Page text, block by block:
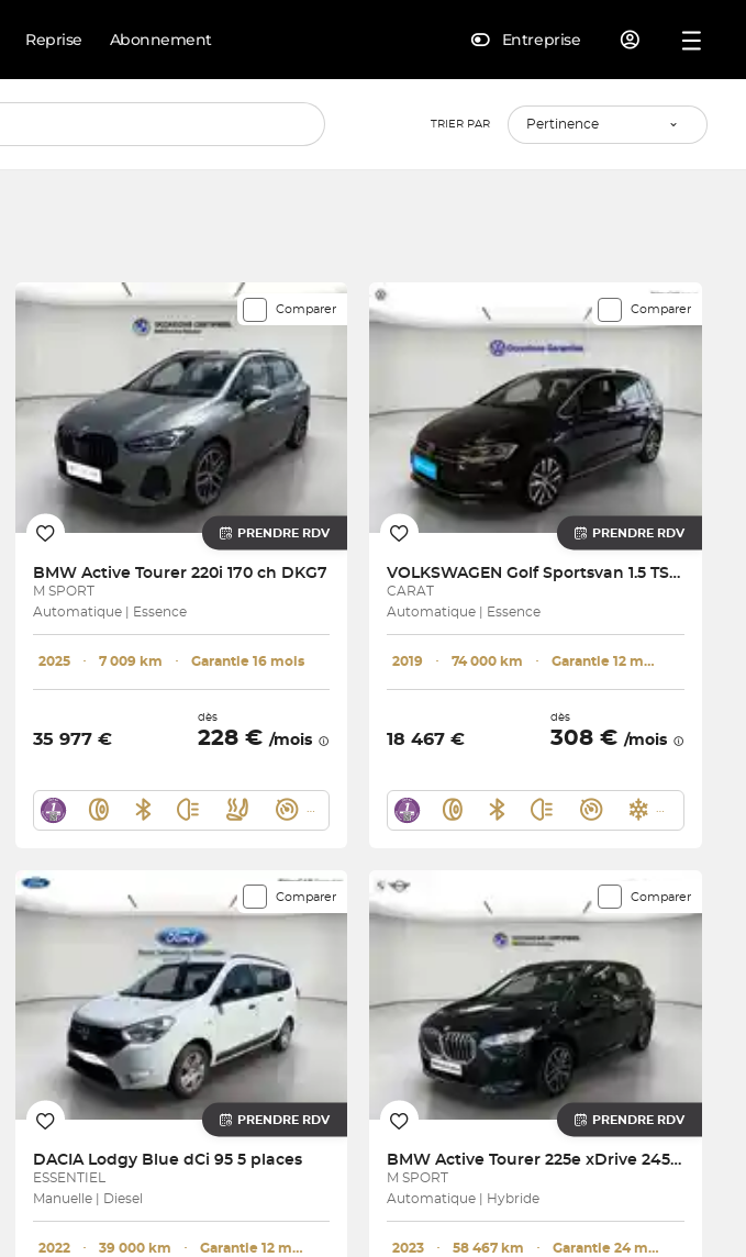
Reprise Abonnement Entreprise
TRIER PAR
Comparer
PRENDRE RDV
BMW Active Tourer 220i 170 ch DKG7
M SPORT
Automatique | Essence
2025 ･ 7 009 km ･ Garantie 16 mois
35 977 €
dès
228 €/mois
Comparer
PRENDRE RDV
VOLKSWAGEN Golf Sportsvan 1.5 TSI 150 EVO BMT DSG7
CARAT
Automatique | Essence
2019 ･ 74 000 km ･ Garantie 12 mois
18 467 €
dès
308 € /mois
Comparer
PRENDRE RDV
DACIA Lodgy Blue dCi 95 5 places
ESSENTIEL
Manuelle | Diesel
2022 ･ 39 000 km ･ Garantie 12 mois
Comparer
PRENDRE RDV
BMW Active Tourer 225e xDrive 245 ch DKG7
M SPORT
Automatique | Hybride
2023 ･ 58 467 km ･ Garantie 24 mois